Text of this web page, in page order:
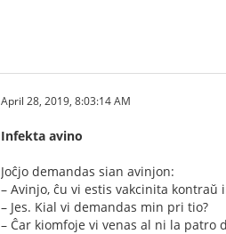
April 28, 2019, 8:03:14 AM
Infekta avino
Joĉjo demandas sian avinjon:
– Avinjo, ĉu vi estis vakcinita kontraŭ
– Jes. Kial vi demandas min pri tio?
– Ĉar kiomfoje vi venas al ni la patro